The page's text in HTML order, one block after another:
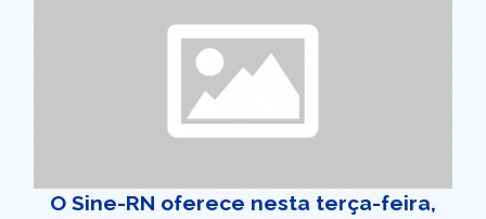
O Sine-RN oferece nesta terça-feira,